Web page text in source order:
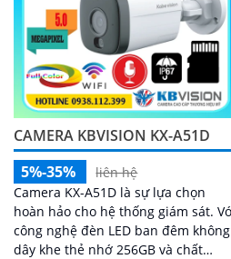
CAMERA KBVISION KX-A51D
5%-35%
liên hệ
Camera KX-A51D là sự lựa chọn
hoàn hảo cho hệ thống giám sát. Với
công nghệ đèn LED ban đêm không
dây khe thẻ nhớ 256GB và chất